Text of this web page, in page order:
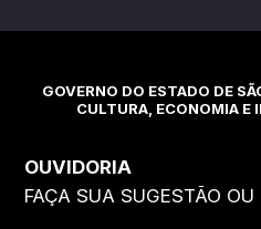
GOVERNO DO ESTADO DE
CULTURA, ECONOMIA E
OUVIDORIA
FAÇA SUA SUGESTÃO OU